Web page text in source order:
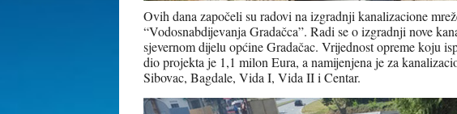
Ovih dana započeli su radovi na izgradnji kanalizacione
“Vodosnabdijevanja Gradačca”. Radi se o izgradnji nove
sjevernom dijelu općine Gradačac. Vrijednost opreme koju
dio projekta je 1,1 milon Eura, a namijenjena je za
Sibovac, Bagdale, Vida I, Vida II i Centar.